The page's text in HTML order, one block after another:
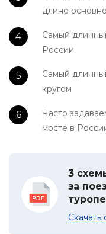
длине
Самый
России
Самый
кругом
Часто
мосте в
3
за